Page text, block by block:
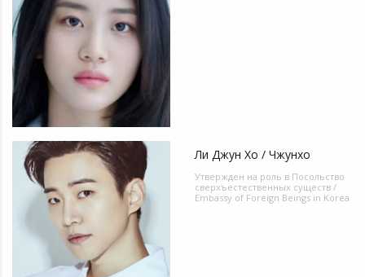
Ли Джун Хо / Чжунхо
Утвержден на роль в Посольство
сверхъестественных существ /
Embassy of Foreign Beings in Korea